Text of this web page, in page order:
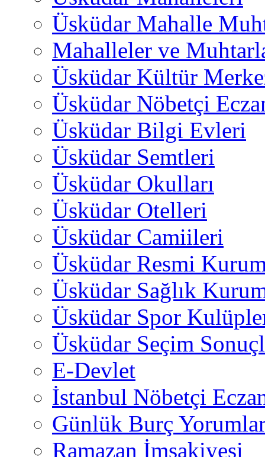
Üsküdar Mahalle
Mahalleler ve
Üsküdar Kültür
Üsküdar Nöbetçi
Üsküdar Bilgi Evleri
Üsküdar Semtleri
Üsküdar Okulları
Üsküdar Otelleri
Üsküdar Camiileri
Üsküdar Resmi
Üsküdar Sağlık
Üsküdar Spor
Üsküdar Seçim
E-Devlet
İstanbul Nöbetçi
Günlük Burç
Ramazan İmsakiyesi